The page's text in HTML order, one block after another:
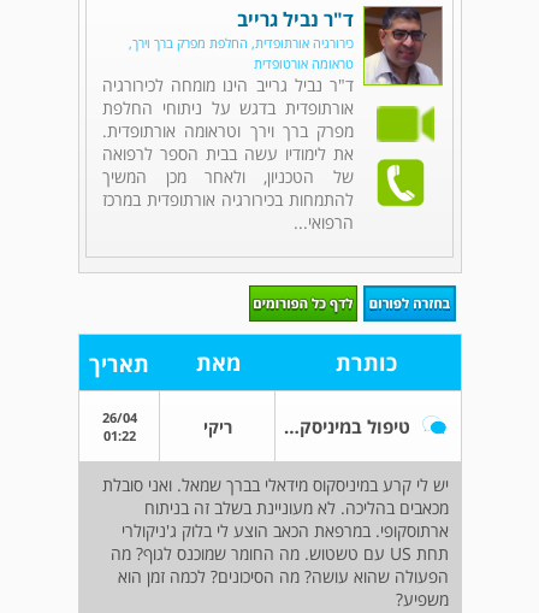
ד"ר נביל גרייב
כירורגיה אורתופדית, החלפת מפרק ברך וירך,
טראומה אורטופדית
ד"ר נביל גרייב הינו מומחה לכירורגיה
אורתופדית בדגש על ניתוחי החלפת
מפרק ברך וירך וטראומה אורתופדית.
את לימודיו עשה בבית הספר לרפואה
של הטכניון, ולאחר מכן המשיך
להתמחות בכירורגיה אורתופדית במרכז
הרפואי...
כותרת מאת תאריך
טיפול במיניסקוס מדיאלי בברך ריקי
26/04
01:22
יש לי קרע במיניסקוס מידאלי בברך שמאל. ואני סובלת
מכאבים בהליכה. לא מעוניינת בשלב זה בניתוח
ארתוסקופי. במרפאת הכאב הוצע לי בלוק ג'ניקולרי
תחת US עם טשטוש. מה החומר שמוכנס לגוף? מה
הפעולה שהוא עושה? מה הסיכונים? לכמה זמן הוא
משפיע?